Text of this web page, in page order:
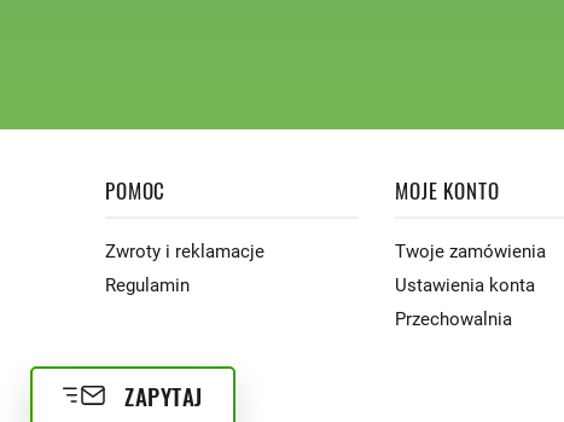
ZAPYTAJ
POMOC
Zwroty i reklamacje
Regulamin
MOJE KONTO
Twoje zamówienia
Ustawienia konta
Przechowalnia